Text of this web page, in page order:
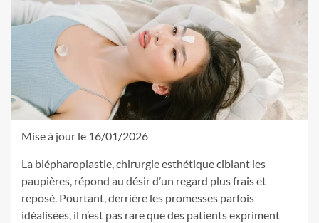
Mise à jour le 16/01/2026
La blépharoplastie, chirurgie esthétique ciblant les
paupières, répond au désir d’un regard plus frais et
reposé. Pourtant, derrière les promesses parfois
idéalisées, il n’est pas rare que des patients expriment